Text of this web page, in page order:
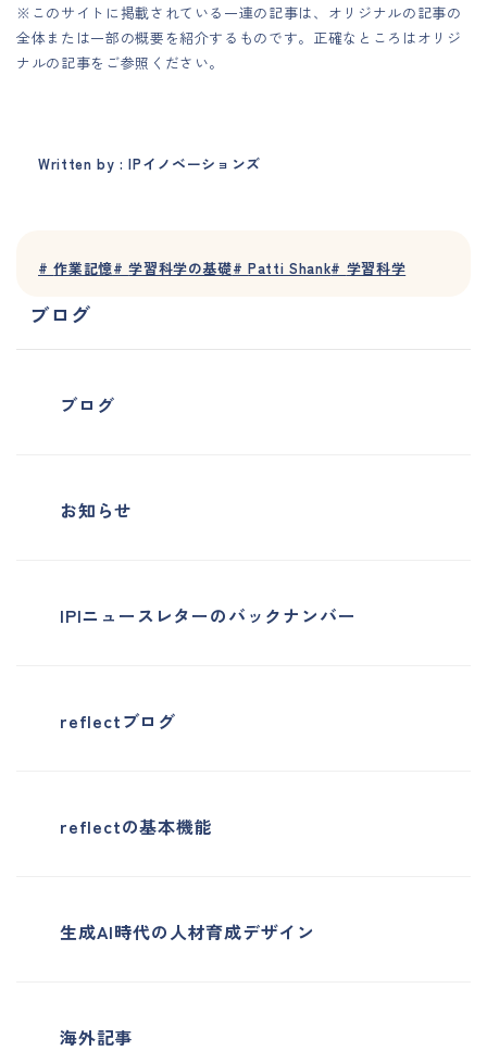
ブログ
ブログ
お知らせ
IPIニュースレターのバックナンバー
reflectブログ
reflectの基本機能
生成AI時代の人材育成デザイン
海外記事
※このサイトに掲載されている一連の記事は、オリジナルの記事の
全体または一部の概要を紹介するものです。正確なところはオリジ
ナルの記事をご参照ください。
Written by : IPイノベーションズ
#作業記憶#学習科学の基礎#Patti Shank# 学習科学